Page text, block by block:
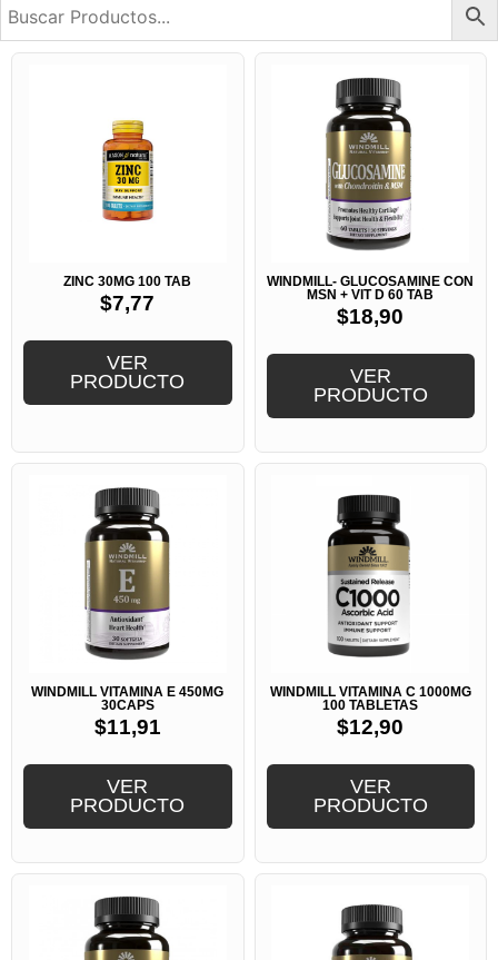
ZINC 30MG 100 TAB
$7,77
VER
PRODUCTO
WINDMILL- GLUCOSAMINE CON
MSN + VIT D 60 TAB
$18,90
VER
PRODUCTO
WINDMILL VITAMINA E 450MG
30CAPS
$11,91
VER
PRODUCTO
WINDMILL VITAMINA C 1000MG
100 TABLETAS
$12,90
VER
PRODUCTO